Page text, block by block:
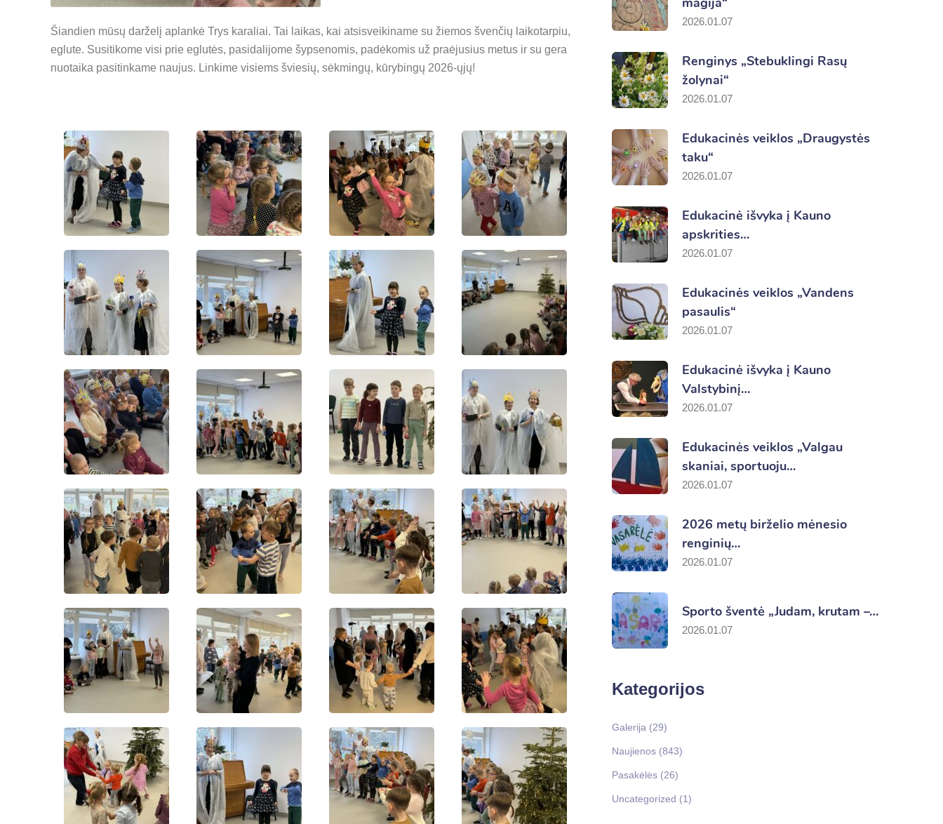
Šiandien mūsų darželį aplankė Trys karaliai. Tai laikas, kai atsisveikiname su žiemos švenčių laikotarpiu,
eglute. Susitikome visi prie eglutės, pasidalijome šypsenomis, padėkomis už praėjusius metus ir su gera
nuotaika pasitinkame naujus. Linkime visiems šviesių, sėkmingų, kūrybingų 2026-ųjų!
2026.01.07
Renginys „Stebuklingi Rasų
žolynai“
2026.01.07
Edukacinės veiklos „Draugystės
taku“
2026.01.07
Edukacinė išvyka į Kauno
apskrities…
2026.01.07
Edukacinės veiklos „Vandens
pasaulis“
2026.01.07
Edukacinė išvyka į Kauno
Valstybinį…
2026.01.07
Edukacinės veiklos „Valgau
skaniai, sportuoju…
2026.01.07
2026 metų birželio mėnesio
renginių…
2026.01.07
Sporto šventė „Judam, krutam –…
2026.01.07
Kategorijos
Galerija (29)
Naujienos (843)
Pasakėlės (26)
Uncategorized (1)